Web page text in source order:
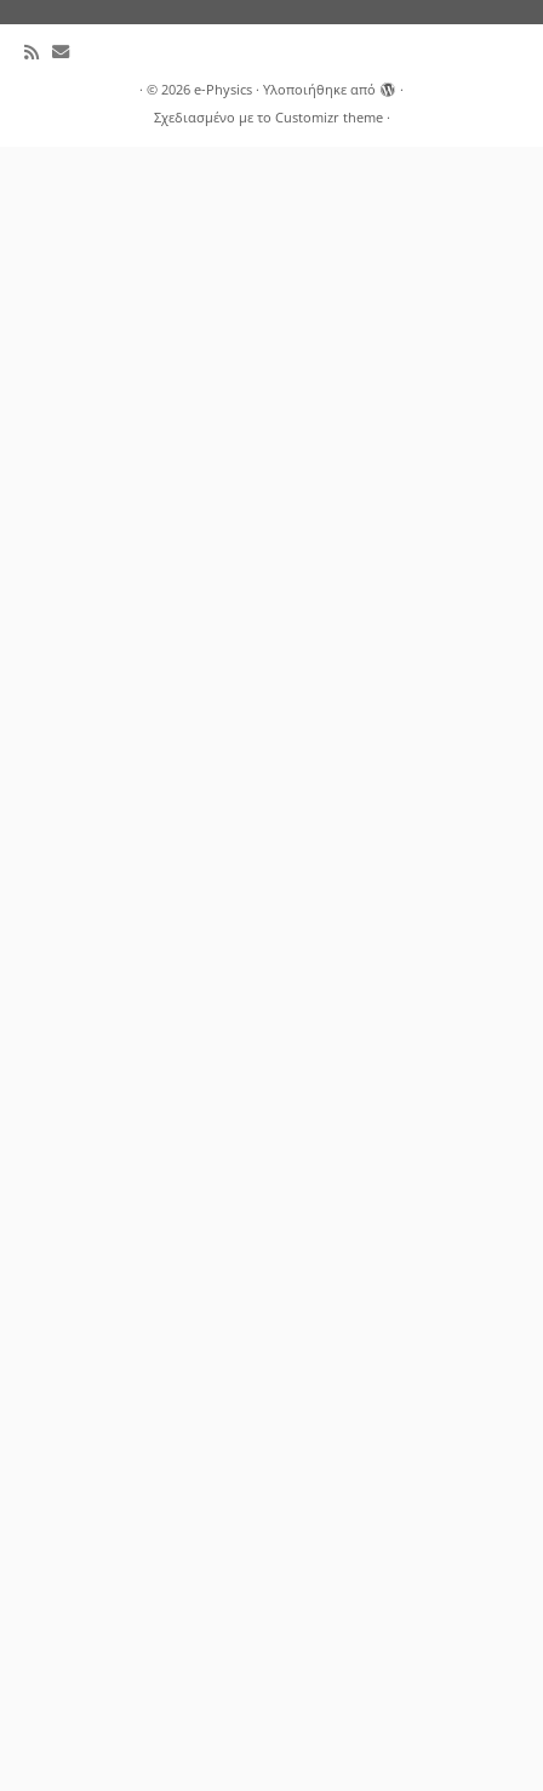
· © 2026 e-Physics · Υλοποιήθηκε από
·
Σχεδιασμένο με το Customizr theme·